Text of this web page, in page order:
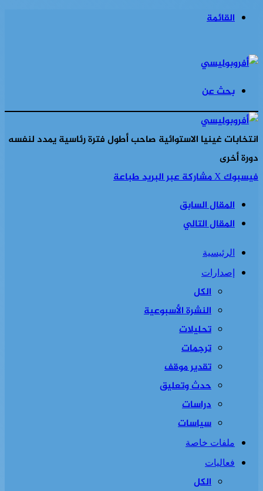
القائمة
بحث عن
انتخابات غينيا الاستوائية صاحب أطول فترة رئاسية يمدد لنفسه
دورة أخرى
فيسبوك‫Xمشاركة عبر البريدطباعة
المقال السابق
المقال التالي
الرئيسية
إصدارات
الكل
النشرة الأسبوعية
تحليلات
ترجمات
تقدير موقف
حدث وتعليق
دراسات
سياسات
ملفات خاصة
فعاليات
الكل